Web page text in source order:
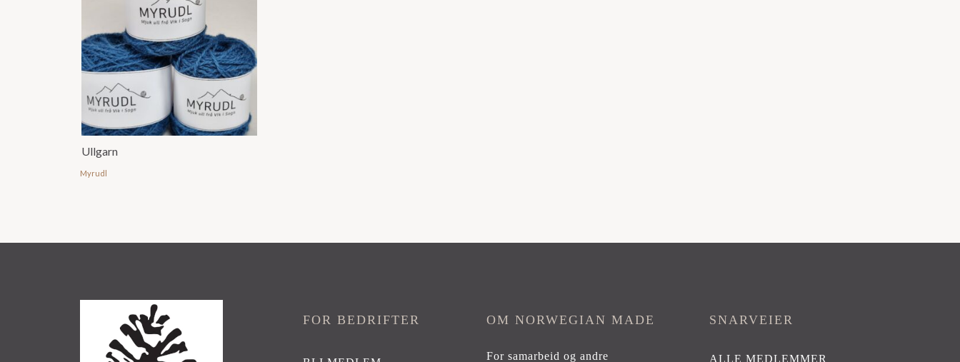
Ullgarn
Myrudl
FOR BEDRIFTER OM NORWEGIAN MADE
For samarbeid og andre
SNARVEIER
ALLE MEDLEMMER